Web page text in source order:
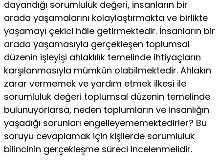
dayandığı sorumluluk değeri, insanların bir
arada yaşamalarını kolaylaştırmakta ve birlikte
yaşamayı çekici hâle getirmektedir. İnsanların bir
arada yaşamasıyla gerçekleşen toplumsal
düzenin işleyişi ahlaklılık temelinde ihtiyaçların
karşılanmasıyla mümkün olabilmektedir. Ahlakın
zarar vermemek ve yardım etmek ilkesi ile
sorumluluk değeri toplumsal düzenin temelinde
bulunuyorlarsa, neden toplumların ve insanlığın
yaşadığı sorunları engelleyememektedirler? Bu
soruyu cevaplamak için kişilerde sorumluluk
bilincinin gerçekleşme süreci incelenmelidir.